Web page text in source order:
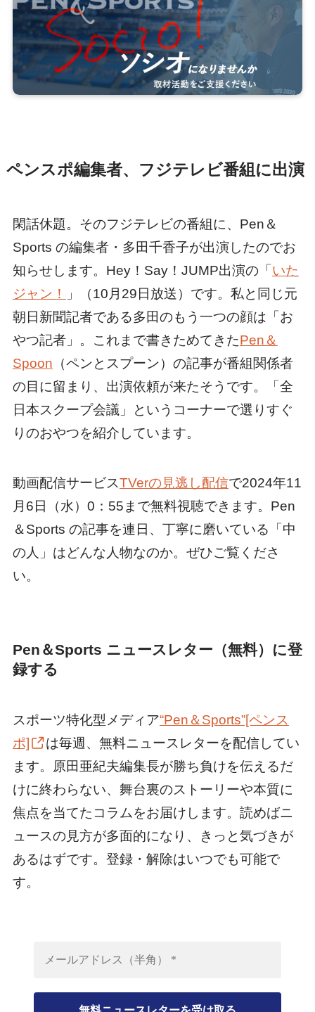
ペンスポ編集者、フジテレビ番組に出演
閑話休題。そのフジテレビの番組に、Pen＆
Sports の編集者・多田千香子が出演したのでお
知らせします。Hey！Say！JUMP出演の「 いた
ジャン！
」（10月29日放送）です。私と同じ元
朝日新聞記者である多田のもう一つの顔は「お
やつ記者」。これまで書きためてきたPen＆
Spoon （ペンとスプーン）の記事が番組関係者
の目に留まり、出演依頼が来たそうです。「全
日本スクープ会議」というコーナーで選りすぐ
りのおやつを紹介しています。
動画配信サービスTVerの見逃し配信で2024年11
月6日（水）0： 55まで無料視聴できます。Pen
＆Sports の記事を連日、丁寧に磨いている「中
の人」はどんな人物なのか。ぜひご覧くださ
い。
Pen＆Sports ニュースレター（無料）に登
録する
スポーツ特化型メディア“Pen＆Sports”[ペンス
ポ]
は毎週、無料ニュースレターを配信してい
ます。原田亜紀夫編集長が勝ち負けを伝えるだ
けに終わらない、舞台裏のストーリーや本質に
焦点を当てたコラムをお届けします。読めばニ
ュースの見方が多面的になり、きっと気づきが
あるはずです。登録・解除はいつでも可能で
す。